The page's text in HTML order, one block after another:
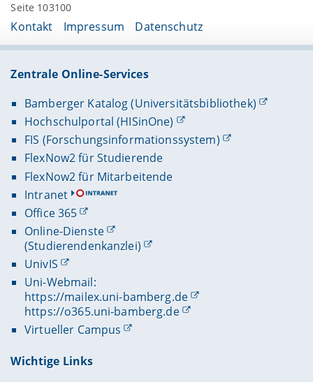
Seite 103100
Kontakt Impressum Datenschutz
Zentrale Online-Services
Bamberger Katalog (Universitätsbibliothek)
Hochschulportal (HISinOne)
FIS (Forschungsinformationssystem)
FlexNow2 für Studierende
FlexNow2 für Mitarbeitende
Intranet
Office 365
Online-Dienste
(Studierendenkanzlei)
UnivIS
Uni-Webmail:
https://mailex.uni-bamberg.de
https://o365.uni-bamberg.de
Virtueller Campus
Wichtige Links